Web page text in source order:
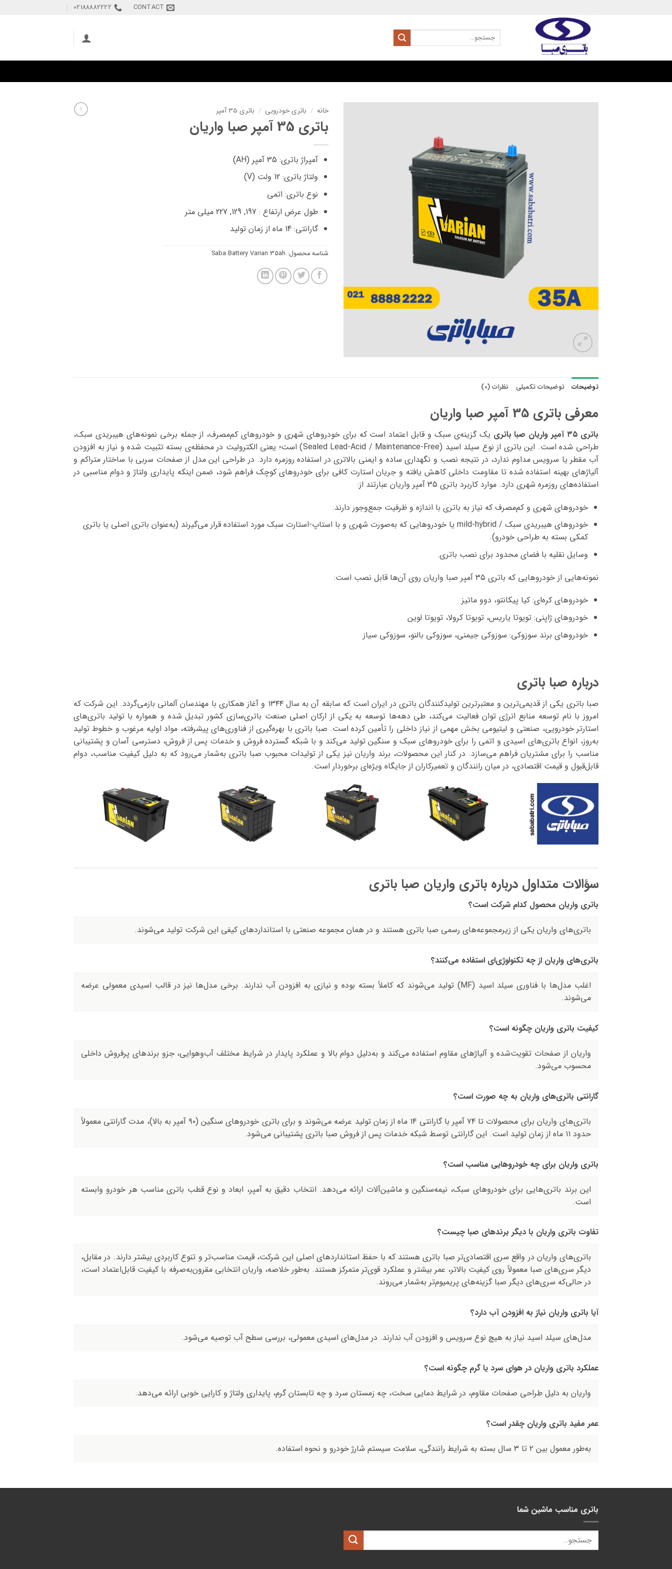
CONTACT
02188882222
جستجو
برای:
خانه / باتری خودرویی / باتری 35 آمپر
باتری 35 آمپر صبا واریان
آمپراژ باتری: 35 آمپر (AH)
ولتاژ باتری: 12 ولت (V)
نوع باتری: اتمی
طول عرض ارتفاع : 197, 129, 227 میلی متر
گارانتی: 14 ماه از زمان تولید
شناسه محصول: Saba Battery Varian 35ah
توضیحات توضیحات تکمیلی نظرات (0)
معرفی باتری 35 آمپر صبا واریان
باتری ۳۵ آمپر‌ واریان صبا باتری
یک گزینه‌ی سبک و قابل اعتماد است که برای خودروهای شهری و خودروهای کم‌مصرف، از جمله برخی نمونه‌های هیبریدی سبک،
طراحی شده است. این باتری از نوع سیلد اسید (Sealed Lead-Acid / Maintenance-Free) است؛ یعنی الکترولیت در محفظه‌ی بسته تثبیت شده و نیاز به افزودن
آب مقطر یا سرویس مداوم ندارد، در نتیجه نصب و نگهداری ساده و ایمنی بالاتری در استفاده روزمره دارد. در طراحی این مدل از صفحات سربی با ساختار متراکم و
آلیاژهای بهینه استفاده شده تا مقاومت داخلی کاهش یافته و جریان استارت کافی برای خودروهای کوچک فراهم شود، ضمن اینکه پایداری ولتاژ و دوام مناسبی در
استفاده‌های روزمره شهری دارد. موارد کاربرد باتری 35 آمپر واریان عبارتند از:
خودروهای شهری و کم‌مصرف که نیاز به باتری با اندازه و ظرفیت جمع‌وجور دارند.
خودروهای هیبریدی سبک / mild-hybrid یا خودروهایی که به‌صورت شهری و با استاپ‌-استارت سبک مورد استفاده قرار می‌گیرند (به‌عنوان باتری اصلی یا باتری
کمکی بسته به طراحی خودرو).
وسایل نقلیه با فضای محدود برای نصب باتری.
نمونه‌هایی از خودروهایی که باتری ۳۵ آمپر صبا واریان روی آن‌ها قابل نصب است:
خودروهای کره‌ای: کیا پیکانتو، دوو ماتیز
خودروهای ژاپنی: تویوتا یاریس، تویوتا کرولا، تویوتا لوین
خودروهای برند سوزوکی: سوزوکی جیمنی، سوزوکی بالنو، سوزوکی سیاز
درباره صبا باتری
صبا باتری یکی از قدیمی‌ترین و معتبرترین تولیدکنندگان باتری در ایران است که سابقه آن به سال ۱۳۴۴ و آغاز همکاری با مهندسان آلمانی بازمی‌گردد. این شرکت که
امروز با نام توسعه منابع انرژی توان فعالیت می‌کند، طی دهه‌ها توسعه به یکی از ارکان اصلی صنعت باتری‌سازی کشور تبدیل شده و همواره با تولید باتری‌های
استارتر خودرویی، صنعتی و لیتیومی بخش مهمی از نیاز داخلی را تأمین کرده است. صبا باتری با بهره‌گیری از فناوری‌های پیشرفته، مواد اولیه مرغوب و خطوط تولید
به‌روز، انواع باتری‌های اسیدی و اتمی را برای خودروهای سبک و سنگین تولید می‌کند و با شبکه گسترده فروش و خدمات پس از فروش، دسترسی آسان و پشتیبانی
مناسب را برای مشتریان فراهم می‌سازد. در کنار این محصولات، برند واریان نیز یکی از تولیدات محبوب صبا باتری به‌شمار می‌رود که به دلیل کیفیت مناسب، دوام
قابل‌قبول و قیمت اقتصادی، در میان رانندگان و تعمیرکاران از جایگاه ویژه‌ای برخوردار است.
سؤالات متداول درباره باتری واریان صبا باتری
باتری واریان محصول کدام شرکت است؟
باتری‌های واریان یکی از زیرمجموعه‌های رسمی صبا باتری هستند و در همان مجموعه صنعتی با استانداردهای کیفی این شرکت تولید می‌شوند.
باتری‌های واریان از چه تکنولوژی‌ای استفاده می‌کنند؟
اغلب مدل‌ها با فناوری سیلد اسید (MF) تولید می‌شوند که کاملاً بسته بوده و نیازی به افزودن آب ندارند. برخی مدل‌ها نیز در قالب اسیدی معمولی عرضه
می‌شوند.
کیفیت باتری واریان چگونه است؟
واریان از صفحات تقویت‌شده و آلیاژهای مقاوم استفاده می‌کند و به‌دلیل دوام بالا و عملکرد پایدار در شرایط مختلف آب‌وهوایی، جزو برندهای پرفروش داخلی
محسوب می‌شود.
گارانتی‌ باتری‌های واریان به چه صورت است؟
باتری‌های واریان برای محصولات تا ۷۴ آمپر با گارانتی ۱۴ ماه از زمان تولید عرضه می‌شوند و برای باتری‌ خودروهای سنگین (۹۰ آمپر به بالا)، مدت گارانتی معمولاً
حدود ۱۱ ماه از زمان تولید است. این گارانتی توسط شبکه خدمات پس از فروش صبا باتری پشتیبانی می‌شود.
باتری واریان برای چه خودروهایی مناسب است؟
این برند باتری‌هایی برای خودروهای سبک، نیمه‌سنگین و ماشين‌آلات ارائه می‌دهد. انتخاب دقیق به آمپر، ابعاد و نوع قطب باتری مناسب هر خودرو وابسته
است.
تفاوت باتری واریان با دیگر برندهای صبا چیست؟
باتری‌های واریان در واقع سری اقتصادی‌تر صبا باتری هستند که با حفظ استانداردهای اصلی این شرکت، قیمت مناسب‌تر و تنوع کاربردی بیشتر دارند. در مقابل،
دیگر سری‌های صبا معمولاً روی کیفیت بالاتر، عمر بیشتر و عملکرد قوی‌تر متمرکز هستند. به‌طور خلاصه، واریان انتخابی مقرون‌به‌صرفه با کیفیت قابل‌اعتماد است،
در حالی‌که سری‌های دیگر صبا گزینه‌های پریمیوم‌تر به‌شمار می‌روند.
آیا باتری واریان نیاز به افزودن آب دارد؟
مدل‌های سیلد اسید نیاز به هیچ نوع سرویس و افزودن آب ندارند. در مدل‌های اسیدی معمولی، بررسی سطح آب توصیه می‌شود.
عملکرد باتری واریان در هوای سرد یا گرم چگونه است؟
واریان به دلیل طراحی صفحات مقاوم، در شرایط دمایی سخت، چه زمستان سرد و چه تابستان گرم، پایداری ولتاژ و کارایی خوبی ارائه می‌دهد.
عمر مفید باتری واریان چقدر است؟
به‌طور معمول بین ۲ تا ۳ سال بسته به شرایط رانندگی، سلامت سیستم شارژ خودرو و نحوه استفاده.
باتری مناسب ماشین شما